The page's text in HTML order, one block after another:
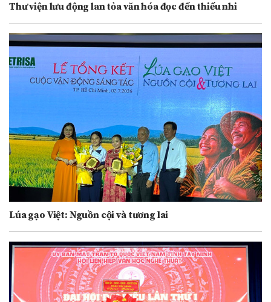
Thư viện lưu động lan tỏa văn hóa đọc đến thiếu nhi
Lúa gạo Việt: Nguồn cội và tương lai